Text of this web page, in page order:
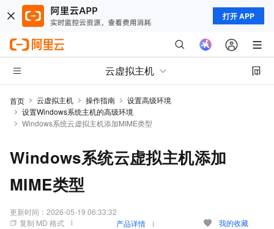
打开 APP
云虚拟主机
首页 云虚拟主机 操作指南
设置高级环境
设置Windows系统主机的高级环境
Windows系统云虚拟主机添加MIME类型
Windows系统云虚拟主机添加
MIME类型
更新时间： 2026-05-19 06:33:32
复制 MD 格式
产品详情 我的收藏